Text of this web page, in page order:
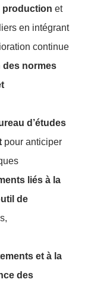
production et
en intégrant
continue
des normes
d’études
pour anticiper
liés à la
de
et à la
des